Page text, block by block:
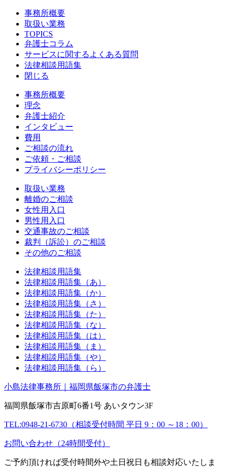
事務所概要
取扱い業務
TOPICS
弁護士コラム
サービスに関するよくある質問
法律相談用語集
閉じる
事務所概要
理念
弁護士紹介
インタビュー
費用
ご相談の流れ
ご依頼・ご相談
プライバシーポリシー
取扱い業務
離婚のご相談
女性用入口
男性用入口
交通事故のご相談
裁判（訴訟）のご相談
その他のご相談
法律相談用語集
法律相談用語集（あ）
法律相談用語集（か）
法律相談用語集（さ）
法律相談用語集（た）
法律相談用語集（な）
法律相談用語集（は）
法律相談用語集（ま）
法律相談用語集（や）
法律相談用語集（ら）
小島法律事務所｜福岡県飯塚市の弁護士
福岡県飯塚市吉原町6番1号 あいタウン3F
TEL:0948-21-6730（相談受付時間 平日 9：00 ～18：00）
お問い合わせ（24時間受付）
ご予約頂ければ受付時間外や土日祝日も相談対応いたしま